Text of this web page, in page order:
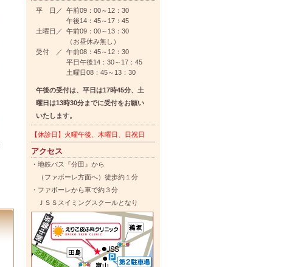
平 日／
午前09：00～12：30
午後14：45～17：45
土曜日／
午前09：00～13：30
（お昼休み無し）
受付 ／
午前08：45～12：30
平日午後14：30～17：45
土曜日08：45～13：30
午後の受付は、平日は17時45分、土
曜日は13時30分までに受付をお願い
いたします。
【休診日】火曜午後、木曜日、日祝日
アクセス
・地鉄バス『分田』から
（ファボーレ方面へ）徒歩約１分
・ファボーレから車で約３分
ＪＳＳスイミングスクールとなり